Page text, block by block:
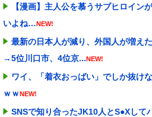
【漫画】主人公を慕うサブヒロイン
いよね…NEW!
最新の日本人が減り、外国人が増え
→5位川口市、4位京...NEW!
ワイ、「着衣おっばい」でしか抜け
ｗｗNEW!
SNSで知り合ったJK10人とS●Xして